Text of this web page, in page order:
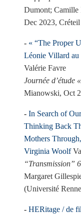
Dumont; Camille
Dec 2023,
« “The Proper
Léonie Villard au
Valérie Favre
Journée d’étude
Mianowski, Oct
In Search of
Thinking Back
Mothers
Virginia Woolf
“Transmission”
Margaret
(Université
HERitage / de